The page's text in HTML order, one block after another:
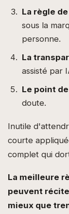
La règle
sous la
personne.
La
assisté par
Le point
doute.
Inutile
courte
complet qui
La meilleure
peuvent
mieux que